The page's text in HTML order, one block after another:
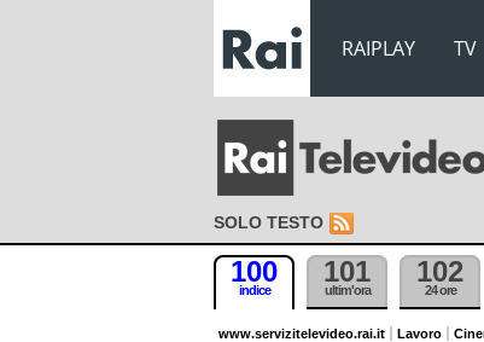
RAIPLAY TV
SOLO TESTO
100
indice
101
ultim'ora
102
24 ore
www.servizitelevideo.rai.it Lavoro